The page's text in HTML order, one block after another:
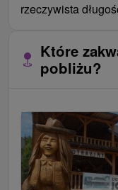
rzeczywista
Które
pobliżu?